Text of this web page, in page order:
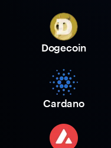
Dogecoin
Cardano